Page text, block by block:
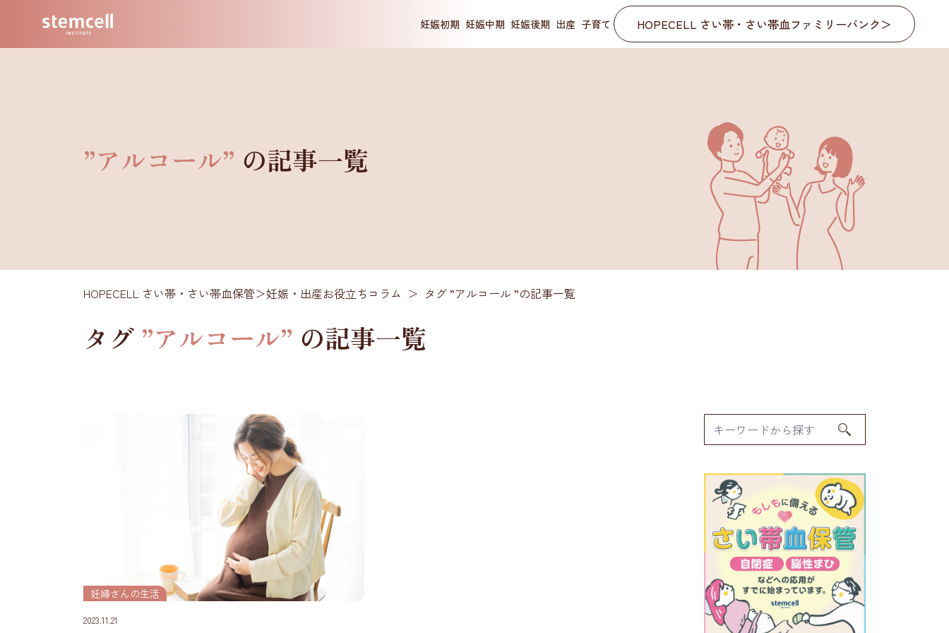
妊娠初期 妊娠中期 妊娠後期 出産 子育て HOPECELL さい帯・さい帯血ファミリーバンク＞
”アルコール” の記事一覧
HOPECELL さい帯・さい帯血保管＞妊娠・出産お役立ちコラム ＞ タグ ”アルコール ”の記事一覧
タグ ”アルコール” の記事一覧
妊婦さんの生活
2023.11.21